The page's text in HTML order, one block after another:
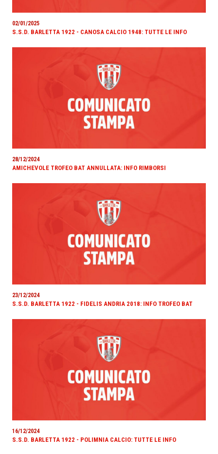
02/01/2025
S.S.D. BARLETTA 1922 - CANOSA CALCIO 1948: TUTTE LE INFO
28/12/2024
AMICHEVOLE TROFEO BAT ANNULLATA: INFO RIMBORSI
23/12/2024
S.S.D. BARLETTA 1922 - FIDELIS ANDRIA 2018: INFO TROFEO BAT
16/12/2024
S.S.D. BARLETTA 1922 - POLIMNIA CALCIO: TUTTE LE INFO